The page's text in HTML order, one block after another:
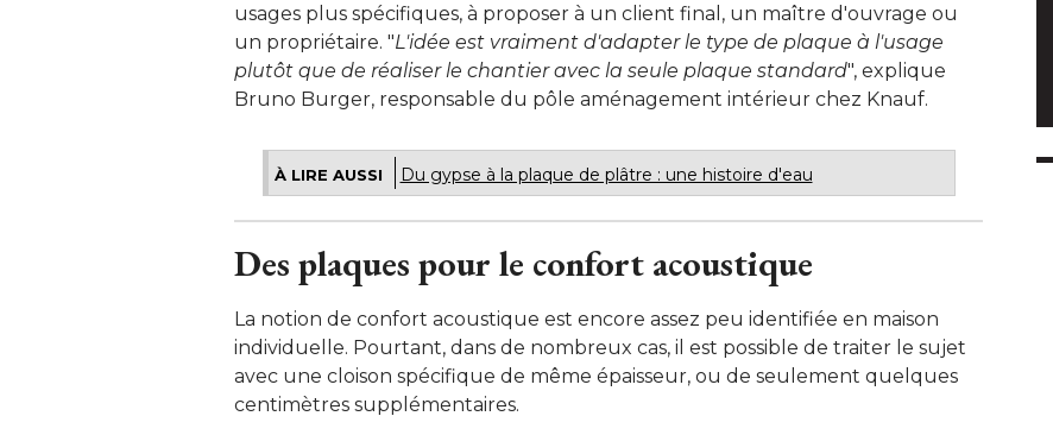
usages plus spécifiques, à proposer à un client final, un maître d'ouvrage ou
un propriétaire. "L'idée est vraiment d'adapter le type de plaque à l'usage
plutôt que de réaliser le chantier avec la seule plaque standard", explique
Bruno Burger, responsable du pôle aménagement intérieur chez Knauf.
À LIRE AUSSI Du gypse à la plaque de plâtre : une histoire d'eau
Des plaques pour le confort acoustique
La notion de confort acoustique est encore assez peu identifiée en maison
individuelle. Pourtant, dans de nombreux cas, il est possible de traiter le sujet
avec une cloison spécifique de même épaisseur, ou de seulement quelques
centimètres supplémentaires.